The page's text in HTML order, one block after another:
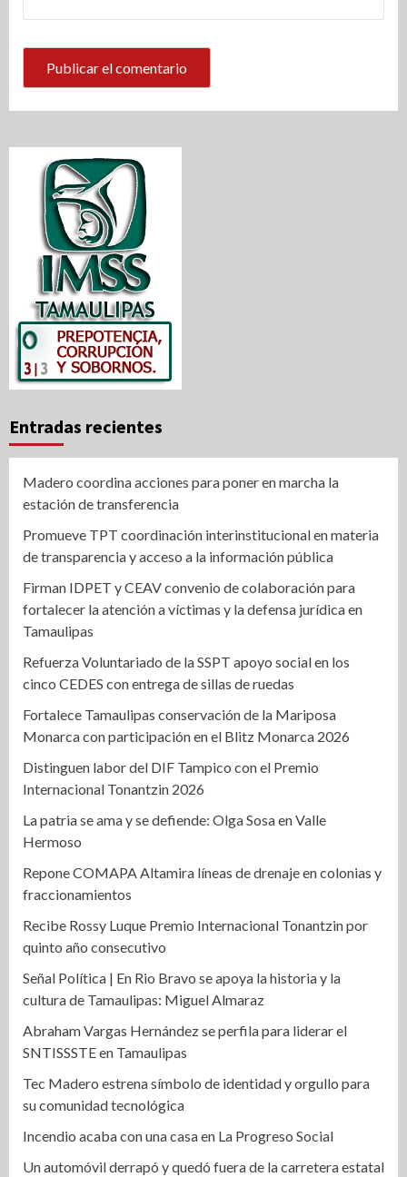
Entradas recientes
Madero coordina acciones para poner en marcha la
estación de transferencia
Promueve TPT coordinación interinstitucional en materia
de transparencia y acceso a la información pública
Firman IDPET y CEAV convenio de colaboración para
fortalecer la atención a víctimas y la defensa jurídica en
Tamaulipas
Refuerza Voluntariado de la SSPT apoyo social en los
cinco CEDES con entrega de sillas de ruedas
Fortalece Tamaulipas conservación de la Mariposa
Monarca con participación en el Blitz Monarca 2026
Distinguen labor del DIF Tampico con el Premio
Internacional Tonantzin 2026
La patria se ama y se defiende: Olga Sosa en Valle
Hermoso
Repone COMAPA Altamira líneas de drenaje en colonias y
fraccionamientos
Recibe Rossy Luque Premio Internacional Tonantzin por
quinto año consecutivo
Señal Política | En Rio Bravo se apoya la historia y la
cultura de Tamaulipas: Miguel Almaraz
Abraham Vargas Hernández se perfila para liderar el
SNTISSSTE en Tamaulipas
Tec Madero estrena símbolo de identidad y orgullo para
su comunidad tecnológica
Incendio acaba con una casa en La Progreso Social
Un automóvil derrapó y quedó fuera de la carretera estatal